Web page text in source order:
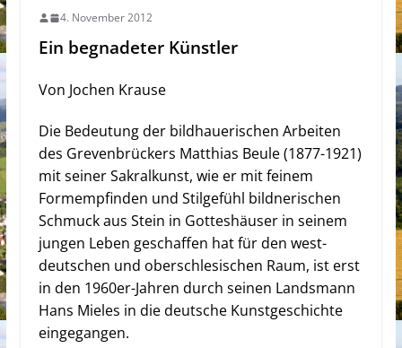
4. November 2012
Ein begnadeter Künstler
Von Jochen Krause
Die Bedeutung der bildhauerischen Arbeiten
des Grevenbrückers Matthias Beule (1877-1921)
mit seiner Sakralkunst, wie er mit feinem
Formempfinden und Stilgefühl bildnerischen
Schmuck aus Stein in Gotteshäuser in seinem
jungen Leben geschaffen hat für den west-
deutschen und oberschlesischen Raum, ist erst
in den 1960er-Jahren durch seinen Landsmann
Hans Mieles in die deutsche Kunstgeschichte
eingegangen.